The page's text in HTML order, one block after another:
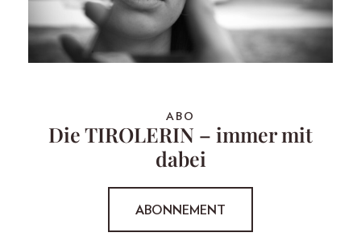
ABO
Die TIROLERIN – immer mit
dabei
ABONNEMENT